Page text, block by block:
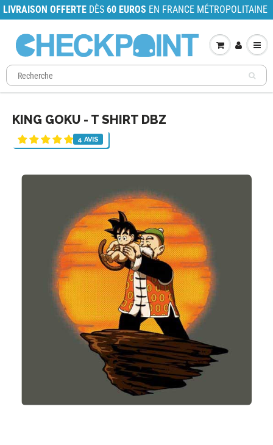
LIVRAISON OFFERTE DÈS 60 EUROS EN FRANCE MÉTROPOLITAINE
KING GOKU - T SHIRT DBZ
4 AVIS